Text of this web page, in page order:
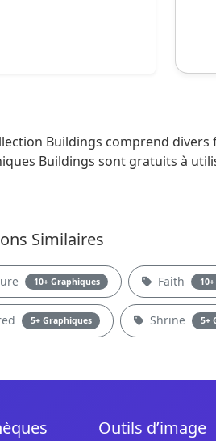
Buildings comprend divers
Buildings sont gratuits à
Similaires
10+ Graphiques Faith
5+ Graphiques Shrine 5+
Outils d’image